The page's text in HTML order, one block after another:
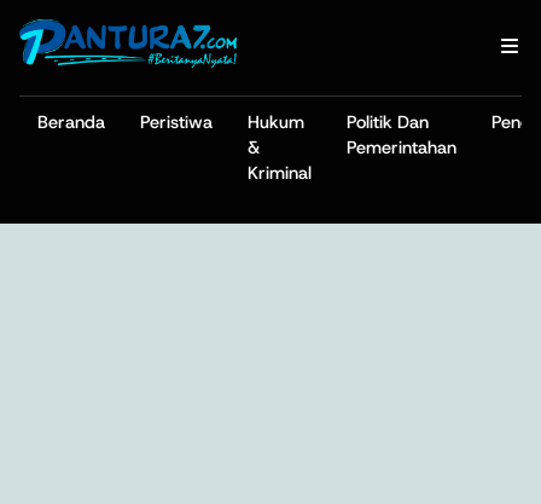
Beranda Peristiwa
Hukum
&
Kriminal
Politik Dan
Pemerintahan